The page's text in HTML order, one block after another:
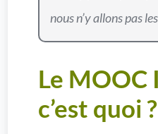
nous n’y allons pas
Le MOOC
c’est quoi ?